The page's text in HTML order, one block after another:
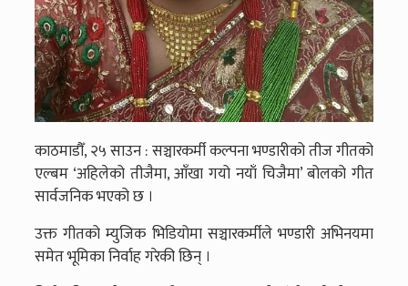
काठमाडौँ, २५ साउन : सञ्चारकर्मी कल्पना भण्डारीको तीज गीतको
एल्बम ‘अहिलेको तीजैमा, आँखा गयो नयाँ चिजैमा’ बोलको गीत
सार्वजनिक भएको छ ।
उक्त गीतको म्युजिक भिडियोमा सञ्चारकर्मीले भण्डारी अभिनयमा
समेत भूमिका निर्वाह गरेकी छिन् ।